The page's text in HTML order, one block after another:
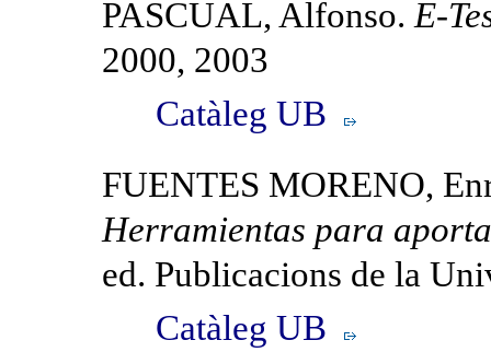
PASCUAL, Alfonso.E-
2000, 2003
Catàleg UB
FUENTES MORENO,
Herramientas para
ed. Publicacions de la
Catàleg UB